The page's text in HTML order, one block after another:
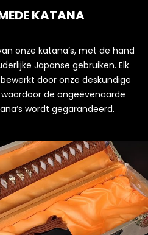
KATANA
onze katana’s, met de hand
Japanse gebruiken. Elk
door onze deskundige
de ongeëvenaarde
wordt gegarandeerd.